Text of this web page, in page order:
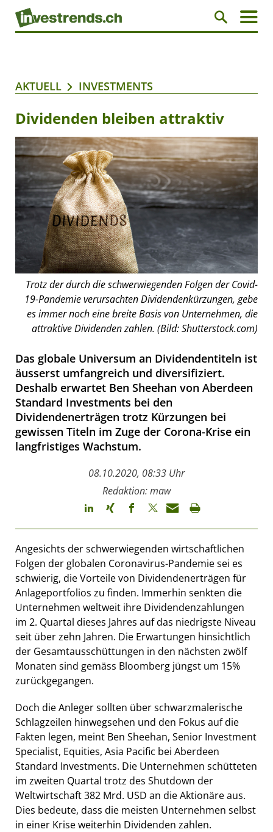
AKTUELL INVESTMENTS
Dividenden bleiben attraktiv
Trotz der durch die schwerwiegenden Folgen der Covid-
19-Pandemie verursachten Dividendenkürzungen, gebe
es immer noch eine breite Basis von Unternehmen, die
attraktive Dividenden zahlen. (Bild: Shutterstock.com)
Das globale Universum an Dividendentiteln ist
äusserst umfangreich und diversifiziert.
Deshalb erwartet Ben Sheehan von Aberdeen
Standard Investments bei den
Dividendenerträgen trotz Kürzungen bei
gewissen Titeln im Zuge der Corona-Krise ein
langfristiges Wachstum.
08.10.2020, 08:33 Uhr
Redaktion: maw
Angesichts der schwerwiegenden wirtschaftlichen
Folgen der globalen Coronavirus-Pandemie sei es
schwierig, die Vorteile von Dividendenerträgen für
Anlageportfolios zu finden. Immerhin senkten die
Unternehmen weltweit ihre Dividendenzahlungen
im 2. Quartal dieses Jahres auf das niedrigste Niveau
seit über zehn Jahren. Die Erwartungen hinsichtlich
der Gesamtausschüttungen in den nächsten zwölf
Monaten sind gemäss Bloomberg jüngst um 15%
zurückgegangen.
Doch die Anleger sollten über schwarzmalerische
Schlagzeilen hinwegsehen und den Fokus auf die
Fakten legen, meint Ben Sheehan, Senior Investment
Specialist, Equities, Asia Pacific bei Aberdeen
Standard Investments. Die Unternehmen schütteten
im zweiten Quartal trotz des Shutdown der
Weltwirtschaft 382 Mrd. USD an die Aktionäre aus.
Dies bedeute, dass die meisten Unternehmen selbst
in einer Krise weiterhin Dividenden zahlen.